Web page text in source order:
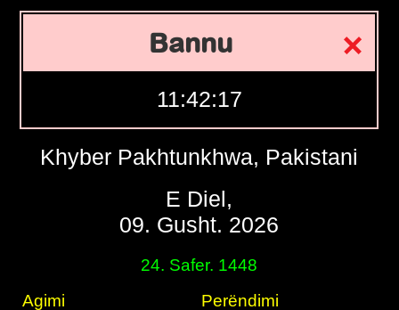
Bannu
11:42:18
Khyber Pakhtunkhwa, Pakistani
E Diel,
09. Gusht. 2026
24. Safer. 1448
Agimi
Perëndimi